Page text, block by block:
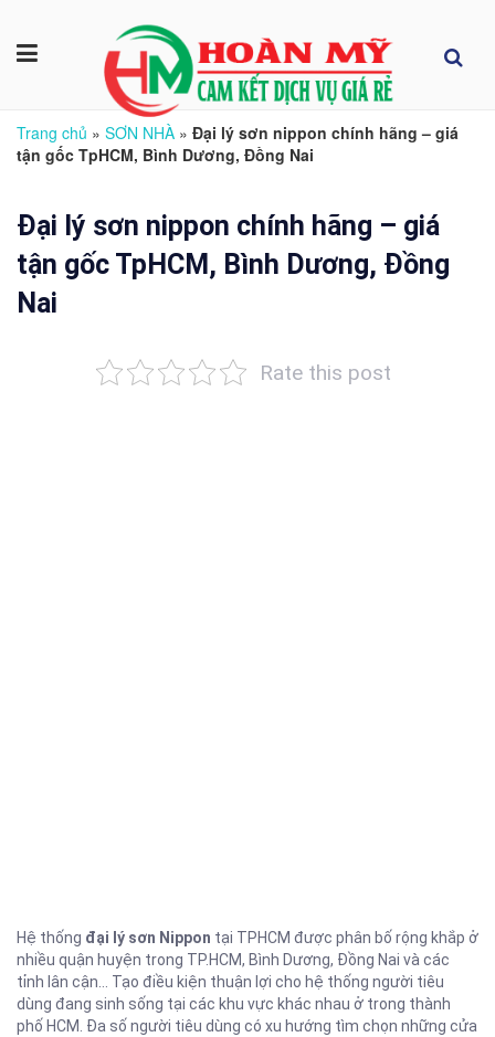
Trang chủ » SƠN NHÀ » Đại lý sơn nippon chính hãng – giá
tận gốc TpHCM, Bình Dương, Đồng Nai
Đại lý sơn nippon chính hãng – giá
tận gốc TpHCM, Bình Dương, Đồng
Nai
Rate this post
Hệ thống đại lý sơn Nippon tại TPHCM được phân bố rộng khắp ở
nhiều quận huyện trong TP.HCM, Bình Dương, Đồng Nai và các
tỉnh lân cận… Tạo điều kiện thuận lợi cho hệ thống người tiêu
dùng đang sinh sống tại các khu vực khác nhau ở trong thành
phố HCM. Đa số người tiêu dùng có xu hướng tìm chọn những cửa